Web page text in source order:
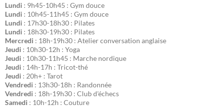
Lundi : 9h45-10h45 : Gym douce
Lundi : 10h45-11h45 : Gym douce
Lundi : 17h30-18h30 : Pilates
Lundi : 18h30-19h30 : Pilates
Mercredi : 18h-19h30 : Atelier conversation anglaise
Jeudi : 10h30-12h : Yoga
Jeudi : 10h30-11h45 : Marche nordique
Jeudi : 14h-17h : Tricot-thé
Jeudi : 20h+ : Tarot
Vendredi : 13h30-18h : Randonnée
Vendredi : 18h-19h30 : Club d'échecs
Samedi : 10h-12h : Couture